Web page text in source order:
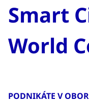
Smart
World
PODNIKÁTE V